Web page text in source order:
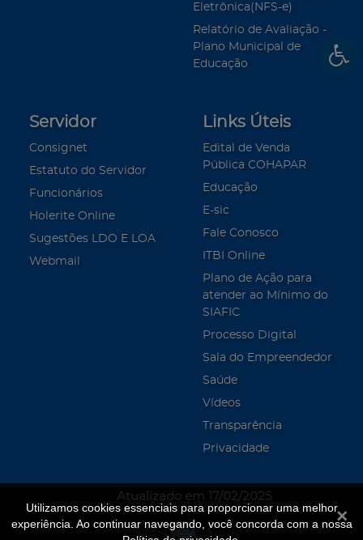
Utilizamos cookies essenciais para proporcionar uma melhor
experiência. Ao continuar navegando, você concorda com a nossa
Eletrônica(NFS-e)
Relatório de Avaliação -
Plano Municipal de
Educação
Servidor
Consignet
Estatuto do Servidor
Funcionários
Holerite Online
Sugestões LDO E LOA
Webmail
Links Úteis
Edital de Venda
Pública COHAPAR
Educação
E-sic
Fale Conosco
ITBI Online
Plano de Ação para
atender ao Mínimo do
SIAFIC
Processo Digital
Sala do Empreendedor
Saúde
Vídeos
Transparência
Privacidade
Atualizado em 17/02/2025